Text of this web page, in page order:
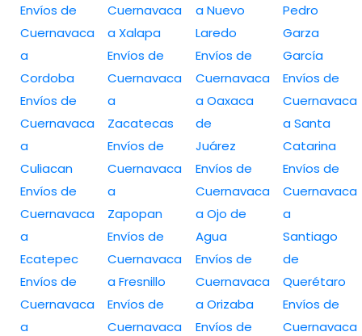
Envíos de
Cuernavaca
a
Cordoba
Envíos de
Cuernavaca
a
Culiacan
Envíos de
Cuernavaca
a
Ecatepec
Envíos de
Cuernavaca
a
Cuernavaca
a Xalapa
Envíos de
Cuernavaca
a
Zacatecas
Envíos de
Cuernavaca
a
Zapopan
Envíos de
Cuernavaca
a Fresnillo
Envíos de
Cuernavaca
a Nuevo
Laredo
Envíos de
Cuernavaca
a Oaxaca
de
Juárez
Envíos de
Cuernavaca
a Ojo de
Agua
Envíos de
Cuernavaca
a Orizaba
Envíos de
Pedro
Garza
García
Envíos de
Cuernavaca
a Santa
Catarina
Envíos de
Cuernavaca
a
Santiago
de
Querétaro
Envíos de
Cuernavaca